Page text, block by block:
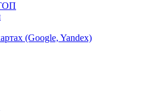
(Google, Yandex)